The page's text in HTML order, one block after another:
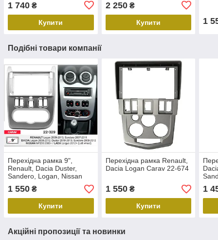
1 740 ₴
Купити
2 250₴
Купити 1
Подібні товари компанії
Перехідна рамка 9",
Renault, Dacia Duster,
Sandero, Logan, Nissan
NP200, Carav 22-329
1 550 ₴
Купити
Перехідна рамка Renault,
Dacia Logan Carav 22-674
1 550₴
Купити
1
Акційні пропозиції та новинки